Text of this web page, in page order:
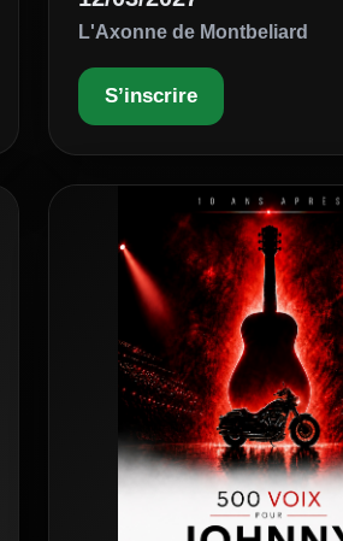
L'Axonne de Montbeliard
S’inscrire